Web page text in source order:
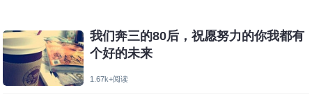
我们奔三的80后，祝愿努力的你我都有
个好的未来
1.67k+阅读